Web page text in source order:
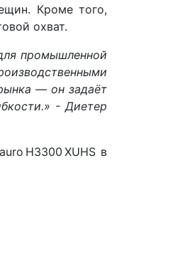
Кроме того,
охват.
промышленной
— он задаёт
- Диетер
H3300 XUHS в